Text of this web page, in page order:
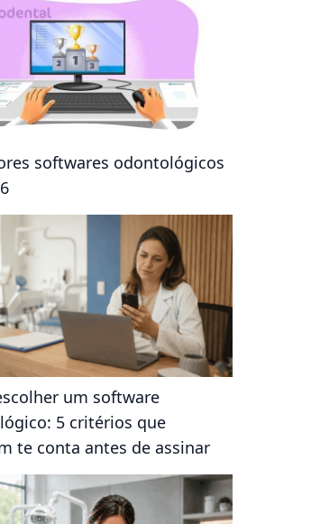
softwares odontológicos
um software
5 critérios que
te conta antes de assinar